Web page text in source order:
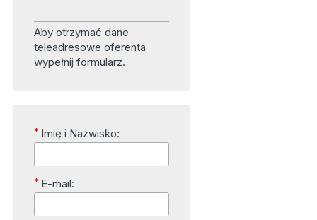
Aby otrzymać dane
teleadresowe oferenta
wypełnij formularz.
* Imię i Nazwisko:
* E-mail: